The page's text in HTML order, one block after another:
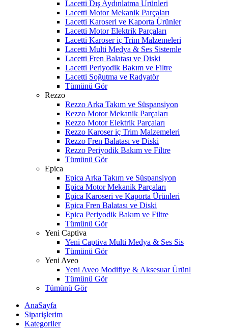
Lacetti Dış Aydınlatma Ürünleri
Lacetti Motor Mekanik Parçaları
Lacetti Karoseri ve Kaporta Ürünler
Lacetti Motor Elektrik Parçaları
Lacetti Karoser iç Trim Malzemeleri
Lacetti Multi Medya & Ses Sistemle
Lacetti Fren Balatası ve Diski
Lacetti Periyodik Bakım ve Filtre
Lacetti Soğutma ve Radyatör
Tümünü Gör
Rezzo
Rezzo Arka Takım ve Süspansiyon
Rezzo Motor Mekanik Parçaları
Rezzo Motor Elektrik Parçaları
Rezzo Karoser iç Trim Malzemeleri
Rezzo Fren Balatası ve Diski
Rezzo Periyodik Bakım ve Filtre
Tümünü Gör
Epica
Epica Arka Takım ve Süspansiyon
Epica Motor Mekanik Parçaları
Epica Karoseri ve Kaporta Ürünleri
Epica Fren Balatası ve Diski
Epica Periyodik Bakım ve Filtre
Tümünü Gör
Yeni Captiva
Yeni Captiva Multi Medya & Ses Sis
Tümünü Gör
Yeni Aveo
Yeni Aveo Modifiye & Aksesuar Ürünl
Tümünü Gör
Tümünü Gör
AnaSayfa
Siparişlerim
Kategoriler